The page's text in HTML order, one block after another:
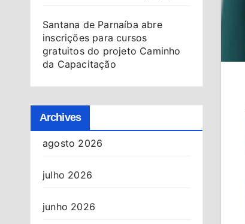
Santana de Parnaíba abre
inscrições para cursos
gratuitos do projeto Caminho
da Capacitação
Archives
agosto 2026
julho 2026
junho 2026